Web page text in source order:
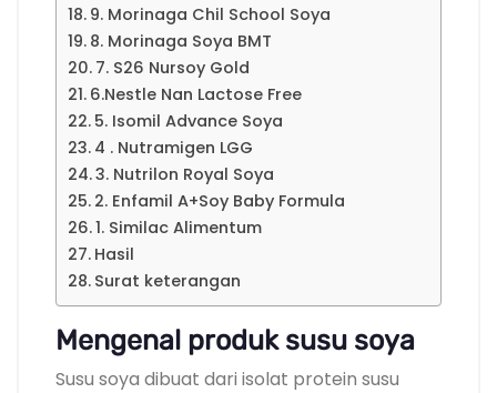
9. Morinaga Chil School Soya
8. Morinaga Soya BMT
7. S26 Nursoy Gold
6.Nestle Nan Lactose Free
5. Isomil Advance Soya
4 . Nutramigen LGG
3. Nutrilon Royal Soya
2. Enfamil A+Soy Baby Formula
1. Similac Alimentum
Hasil
Surat keterangan
Mengenal produk susu soya
Susu soya dibuat dari isolat protein susu